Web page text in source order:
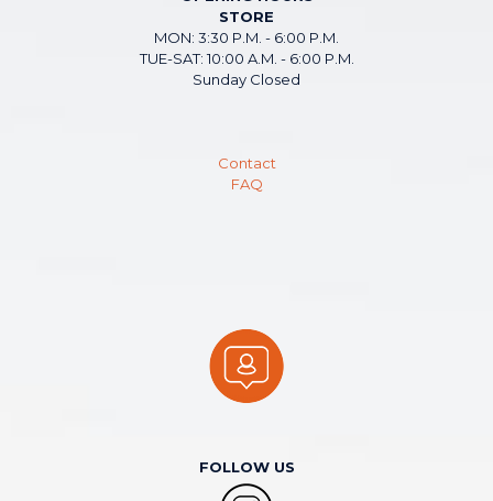
STORE
MON: 3:30 P.M. - 6:00 P.M.
TUE-SAT: 10:00 A.M. - 6:00 P.M.
Sunday Closed
Contact
FAQ
FOLLOW US